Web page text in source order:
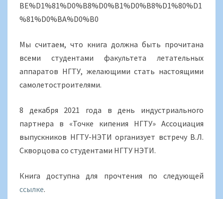
BE%D1%81%D0%B8%D0%B1%D0%B8%D1%80%D1
%81%D0%BA%D0%B0
Мы считаем, что книга должна быть прочитана
всеми студентами факультета летательных
аппаратов НГТУ, желающими стать настоящими
самолетостроителями.
8 декабря 2021 года в день индустриального
партнера в «Точке кипения НГТУ» Ассоциация
выпускников НГТУ-НЭТИ организует встречу В.Л.
Скворцова со студентами НГТУ НЭТИ.
Книга доступна для прочтения по следующей
ссылке.